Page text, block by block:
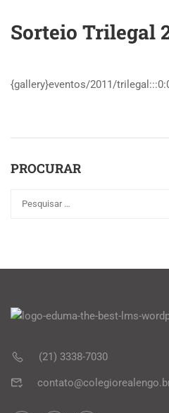
Sorteio Trilegal
{gallery}eventos/2011/
PROCURAR
(21) 3338-7030